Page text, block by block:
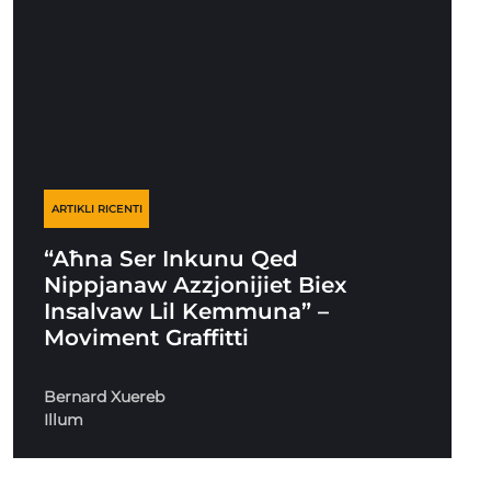
ARTIKLI RICENTI
“Aħna Ser Inkunu Qed
Nippjanaw Azzjonijiet Biex
Insalvaw Lil Kemmuna” –
Moviment Graffitti
Bernard Xuereb
Illum